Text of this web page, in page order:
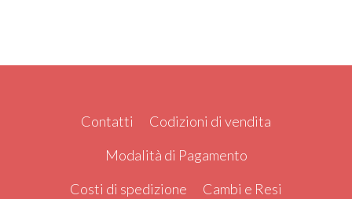
Contatti
Codizioni di vendita
Modalità di Pagamento
Costi di spedizione
Cambi e Resi